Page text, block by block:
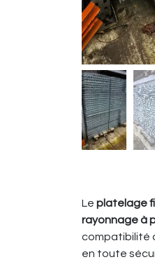
Le platelage
rayonnage à
compatibilité
en toute